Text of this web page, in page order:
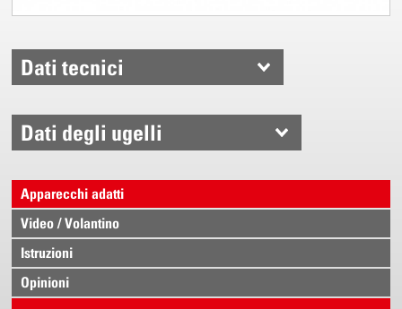
Dati tecnici
Dati degli ugelli
Apparecchi adatti
Video / Volantino
Istruzioni
Opinioni